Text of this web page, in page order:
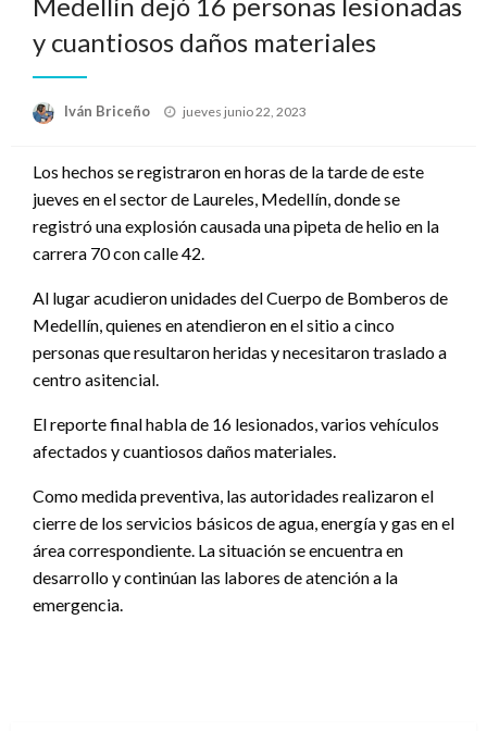
y cuantiosos daños materiales
Iván Briceño
Publicado
jueves junio 22, 2023
Los hechos se registraron en horas de la tarde de este
jueves en el sector de Laureles, Medellín, donde se
registró una explosión causada una pipeta de helio en la
carrera 70 con calle 42.
Al lugar acudieron unidades del Cuerpo de Bomberos de
Medellín, quienes en atendieron en el sitio a cinco
personas que resultaron heridas y necesitaron traslado a
centro asitencial.
El reporte final habla de 16 lesionados, varios vehículos
afectados y cuantiosos daños materiales.
Como medida preventiva, las autoridades realizaron el
cierre de los servicios básicos de agua, energía y gas en el
área correspondiente. La situación se encuentra en
desarrollo y continúan las labores de atención a la
emergencia.